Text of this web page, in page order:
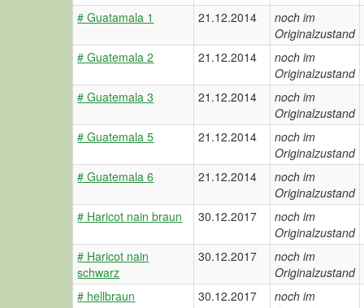
# Guatamala 1
21.12.2014
noch im
Originalzustand
# Guatemala 2
21.12.2014
noch im
Originalzustand
# Guatemala 3
21.12.2014
noch im
Originalzustand
# Guatemala 5
21.12.2014
noch im
Originalzustand
# Guatemala 6
21.12.2014
noch im
Originalzustand
# Haricot nain braun
30.12.2017
noch im
Originalzustand
# Haricot nain
schwarz
30.12.2017
noch im
Originalzustand
# hellbraun
30.12.2017
noch im